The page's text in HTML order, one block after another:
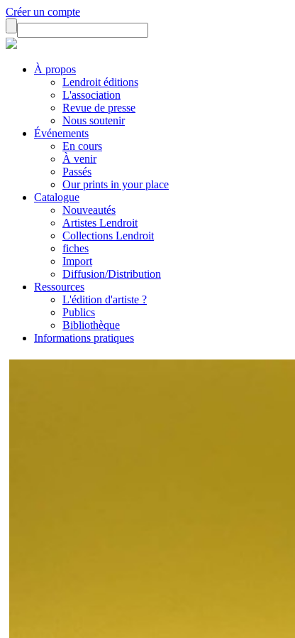
Créer un compte
À propos
Lendroit éditions
L'association
Revue de presse
Nous soutenir
Événements
En cours
À venir
Passés
Our prints in your place
Catalogue
Nouveautés
Artistes Lendroit
Collections Lendroit
fiches
Import
Diffusion/Distribution
Ressources
L'édition d'artiste ?
Publics
Bibliothèque
Informations pratiques